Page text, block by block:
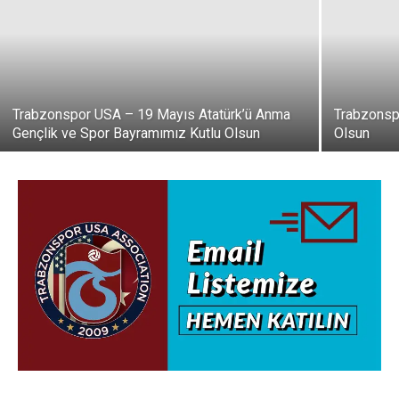
Trabzonspor USA – 19 Mayıs Atatürk’ü Anma
Gençlik ve Spor Bayramımız Kutlu Olsun
Olsun